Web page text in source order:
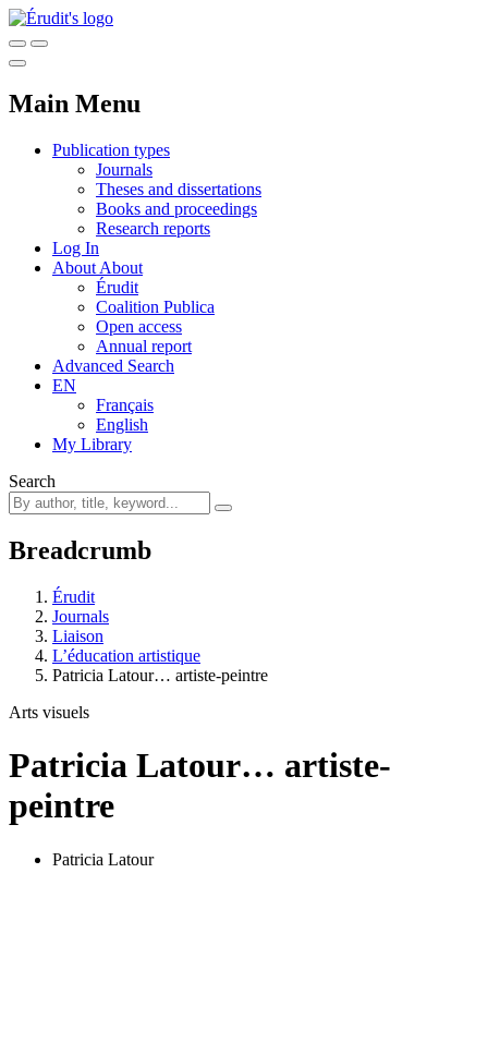
Main Menu
Publication types
Journals
Theses and dissertations
Books and proceedings
Research reports
Log In
About About
Érudit
Coalition Publica
Open access
Annual report
Advanced Search
EN
Français
English
My Library
Search
Breadcrumb
Érudit
Journals
Liaison
L’éducation artistique
Patricia Latour… artiste-peintre
Arts visuels
Patricia Latour… artiste-
peintre
Patricia Latour